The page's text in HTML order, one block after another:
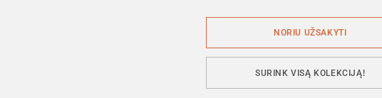
SURINK VISĄ KOLEKCIJĄ!